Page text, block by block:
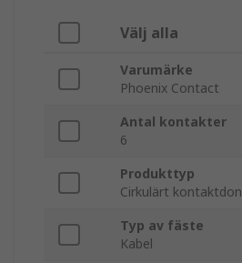
Välj alla
Varumärke
Phoenix Contact
Antal kontakter
6
Produkttyp
Cirkulärt kontaktdon
Typ av fäste
Kabel